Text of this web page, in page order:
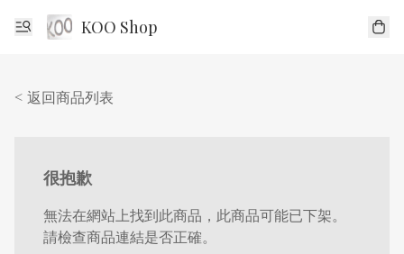
KOO Shop
< 返回商品列表
很抱歉
無法在網站上找到此商品，此商品可能已下架。
請檢查商品連結是否正確。